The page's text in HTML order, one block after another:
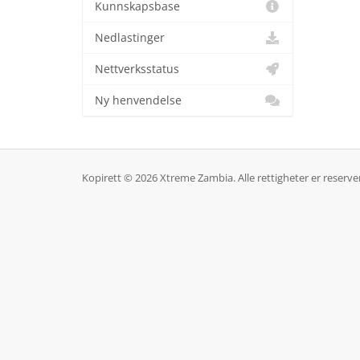
Kunnskapsbase
Nedlastinger
Nettverksstatus
Ny henvendelse
Kopirett © 2026 Xtreme Zambia. Alle rettigheter er